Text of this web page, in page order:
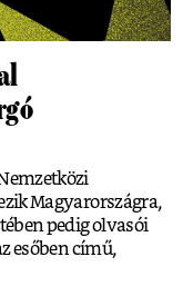
Magyarországra,
pedig olvasói
esőben című,